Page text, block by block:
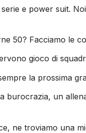
e power suit.
50? Facciamo le
gioco di
la prossima
burocrazia, un
ne troviamo una